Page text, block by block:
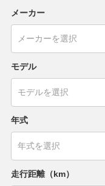
メーカー
モデル
年式
走行距離（km）